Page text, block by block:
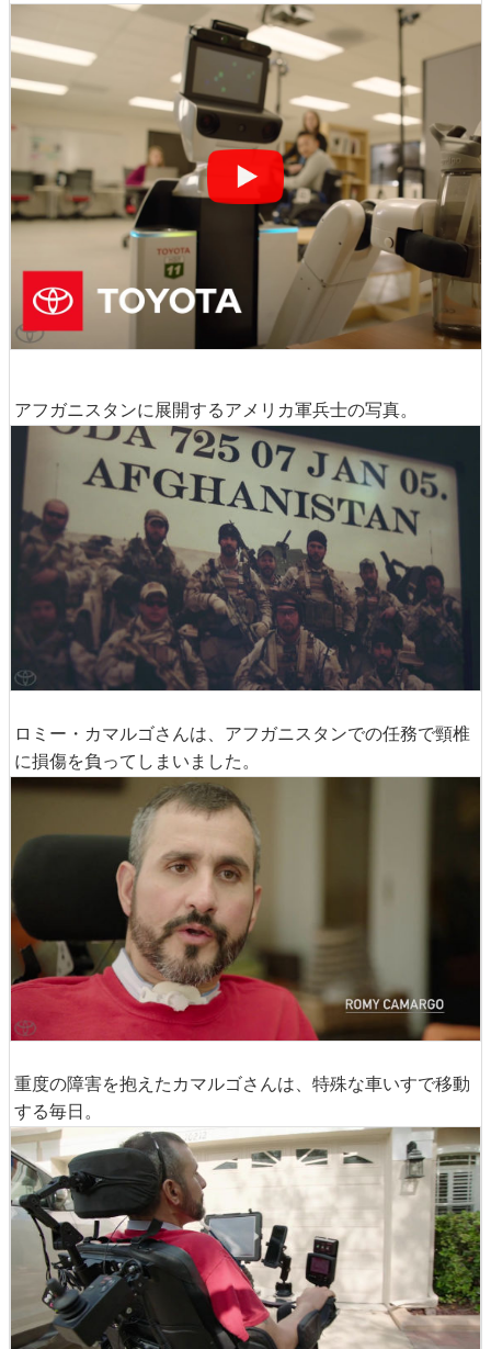
アフガニスタンに展開するアメリカ軍兵士の写真。
ロミー・カマルゴさんは、アフガニスタンでの任務で頸椎
に損傷を負ってしまいました。
重度の障害を抱えたカマルゴさんは、特殊な車いすで移動
する毎日。